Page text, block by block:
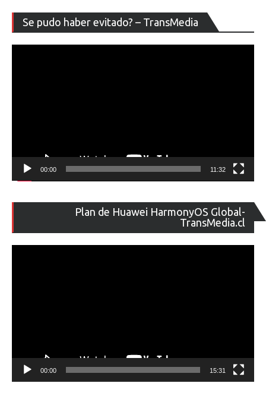
Se pudo haber evitado? – TransMedia
de
00:00 11:32
Plan de Huawei HarmonyOS Global-
TransMedia.cl
de
00:00 15:31